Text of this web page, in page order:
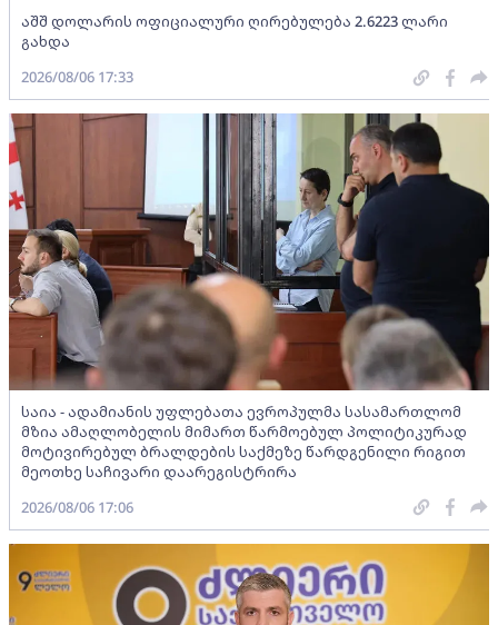
აშშ დოლარის ოფიციალური ღირებულება 2.6223 ლარი
გახდა
2026/08/06 17:33
საია - ადამიანის უფლებათა ევროპულმა სასამართლომ
მზია ამაღლობელის მიმართ წარმოებულ პოლიტიკურად
მოტივირებულ ბრალდების საქმეზე წარდგენილი რიგით
მეოთხე საჩივარი დაარეგისტრირა
2026/08/06 17:06